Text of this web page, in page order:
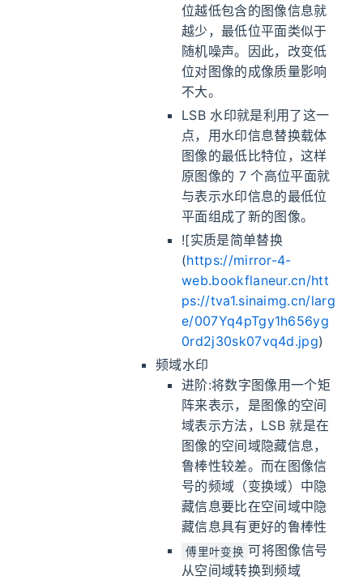
位越低包含的图像信息就
越少，最低位平面类似于
随机噪声。因此，改变低
位对图像的成像质量影响
不大。
LSB 水印就是利用了这一
点，用水印信息替换载体
图像的最低比特位，这样
原图像的 7 个高位平面就
与表示水印信息的最低位
平面组成了新的图像。
![实质是简单替换
(https://mirror-4-
web.bookflaneur.cn/htt
ps://tva1.sinaimg.cn/larg
e/007Yq4pTgy1h656yg
0rd2j30sk07vq4d.jpg)
频域水印
进阶:将数字图像用一个矩
阵来表示，是图像的空间
域表示方法，LSB 就是在
图像的空间域隐藏信息，
鲁棒性较差。而在图像信
号的频域（变换域）中隐
藏信息要比在空间域中隐
藏信息具有更好的鲁棒性
傅里叶变换 可将图像信号
从空间域转换到频域